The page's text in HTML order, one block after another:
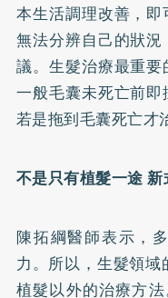
本生活調理改善，
無法分辨自己的狀
議。生髮治療最重要
一般毛囊未死亡前即
若是拖到毛囊死亡才
不是只有植髮一途
陳拓綱醫師表示，
力。所以，生髮領
植髮以外的治療方